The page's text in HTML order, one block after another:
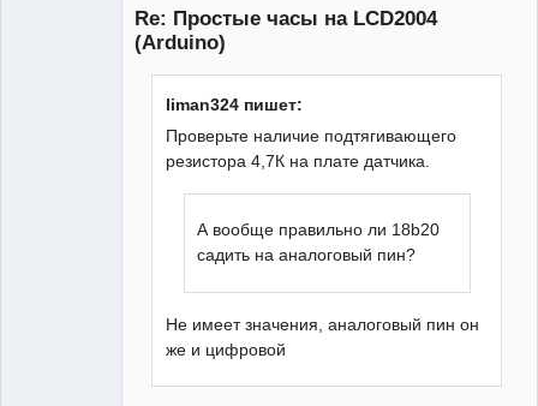
Re: Простые часы на LCD2004
(Arduino)
liman324 пишет:
Проверьте наличие подтягивающего
резистора 4,7К на плате датчика.
А вообще правильно ли 18b20
садить на аналоговый пин?
Не имеет значения, аналоговый пин он
же и цифровой